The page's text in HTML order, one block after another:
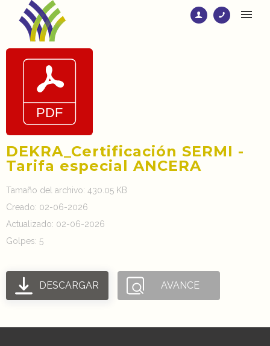
DEKRA_Certificación SERMI -
Tarifa especial ANCERA
Tamaño del archivo: 430.05 KB
Creado: 02-06-2026
Actualizado: 02-06-2026
Golpes: 5
DESCARGAR AVANCE